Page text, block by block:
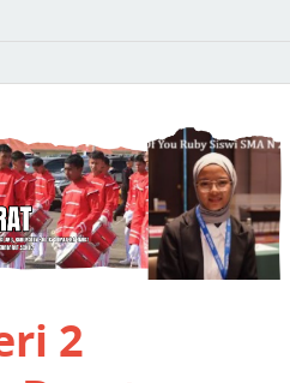
2